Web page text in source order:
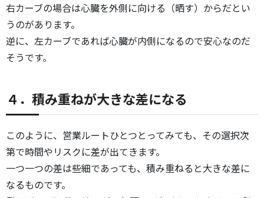
右カーブの場合は心臓を外側に向ける（晒す）からだとい
うのがあります。
逆に、左カーブであれば心臓が内側になるので安心なのだ
そうです。
４．積み重ねが大きな差になる
このように、営業ルートひとつとってみても、その選択次
第で時間やリスクに差が出てきます。
一つ一つの差は些細であっても、積み重ねると大きな差に
なるものです。